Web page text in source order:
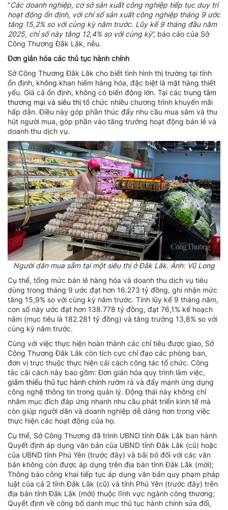
“Các doanh nghiệp, cơ sở sản xuất công nghiệp tiếp tục duy trì
hoạt động ổn định, với chỉ số sản xuất công nghiệp tháng 9 ước
tăng 15,2% so với cùng kỳ năm trước. Lũy kế 9 tháng đầu năm
2025, chỉ số này tăng 12,4% so với cùng kỳ”, báo cáo của Sở
Công Thương Đắk Lắk, nêu.
Đơn giản hóa các thủ tục hành chính
Sở Công Thương Đắk Lắk cho biết tình hình thị trường tại tỉnh
ổn định, không khan hiếm hàng hóa, đặc biệt là mặt hàng thiết
yếu. Giá cả ổn định, không có biến động lớn. Tại các trung tâm
thương mại và siêu thị tổ chức nhiều chương trình khuyến mãi
hấp dẫn. Điều này góp phần thúc đẩy nhu cầu mua sắm và thu
hút người mua, góp phần vào tăng trưởng hoạt động bán lẻ và
doanh thu dịch vụ.
Người dân mua sẵm tại một siêu thị ở Đắk Lắk. Ảnh: Vũ Long
Cụ thể, tổng mức bán lẻ hàng hóa và doanh thu dịch vụ tiêu
dùng trong tháng 9 ước đạt hơn 16.273 tỷ đồng, ghi nhận mức
tăng 15,9% so với cùng kỳ năm trước. Tính lũy kế 9 tháng năm,
con số này ước đạt hơn 138.778 tỷ đồng, đạt 76,1% kế hoạch
năm (mục tiêu là 182.281 tỷ đồng) và tăng trưởng 13,8% so với
cùng kỳ năm trước.
Cùng với việc thực hiện hoàn thành các chỉ tiêu được giao, Sở
Công Thương Đắk Lắk còn tích cực chỉ đạo các phòng ban,
đơn vị trực thuộc thực hiện cải cách công tác tổ chức. Công
tác cải cách này bao gồm: Đơn giản hóa quy trình làm việc,
giảm thiểu thủ tục hành chính rườm rà và đẩy mạnh ứng dụng
công nghệ thông tin trong quản lý. Động thái này không chỉ
nhằm mục đích đáp ứng nhanh nhu cầu phát triển kinh tế mà
còn giúp người dân và doanh nghiệp dễ dàng hơn trong việc
thực hiện các hoạt động của họ.
Cụ thể, Sở Công Thương đã trình UBND tỉnh Đắk Lắk ban hành
Quyết định áp dụng văn bản của UBND tỉnh Đắk Lắk (cũ) hoặc
của UBND tỉnh Phú Yên (trước đây) và bãi bỏ đối với các văn
bản không còn được áp dụng trên địa bàn tỉnh Đắk Lắk (mới);
Thông báo công khai tiếp tục áp dụng văn bản quy phạm pháp
luật của cả 2 tỉnh Đắk Lắk (cũ) và tỉnh Phú Yên (trước đây) trên
địa bàn tỉnh Đắk Lắk (mới) thuộc lĩnh vực ngành công thương;
Quyết định về công bố danh mục thủ tục hành chính sửa đổi,